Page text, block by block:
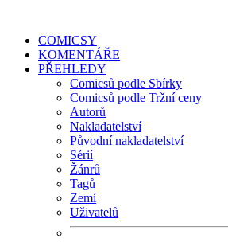
COMICSY
KOMENTÁŘE
PŘEHLEDY
Comicsů podle Sbírky
Comicsů podle Tržní ceny
Autorů
Nakladatelství
Původní nakladatelství
Sérií
Žánrů
Tagů
Zemí
Uživatelů